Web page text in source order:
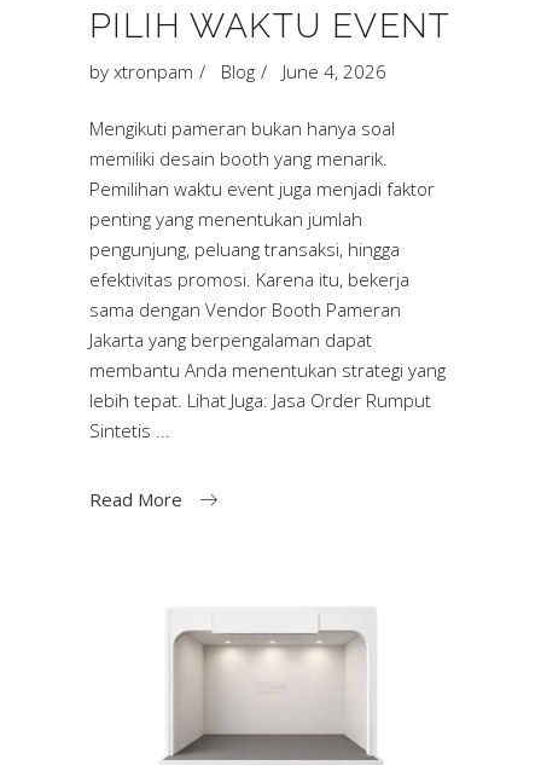
PILIH WAKTU EVENT
by xtronpam Blog June 4, 2026
Mengikuti pameran bukan hanya soal
memiliki desain booth yang menarik.
Pemilihan waktu event juga menjadi faktor
penting yang menentukan jumlah
pengunjung, peluang transaksi, hingga
efektivitas promosi. Karena itu, bekerja
sama dengan Vendor Booth Pameran
Jakarta yang berpengalaman dapat
membantu Anda menentukan strategi yang
lebih tepat. Lihat Juga: Jasa Order Rumput
Sintetis
Read More